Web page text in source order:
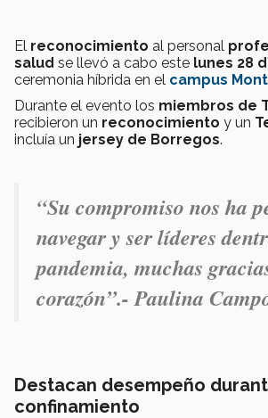
El reconocimiento al personal
salud se llevó a cabo este lunes 28
ceremonia híbrida en el campus
Durante el evento los miembros de
recibieron un reconocimiento y un
incluía un jersey de Borregos.
“Su compromiso nos ha
navegar y ser líderes
pandemia, muchas
corazón”.- Paulina
Destacan desempeño
confinamiento